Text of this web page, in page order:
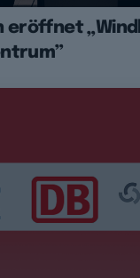
eröffnet